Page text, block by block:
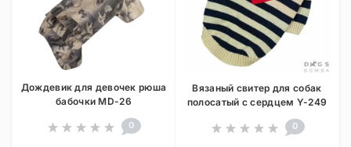
Дождевик для девочек рюша
бабочки MD-26
0
Вязаный свитер для собак
полосатый с сердцем Y-249
0